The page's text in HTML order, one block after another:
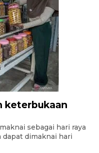
keterbukaan
sebagai hari raya
dimaknai hari